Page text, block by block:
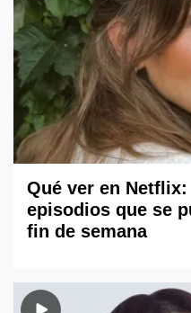
Qué ver en
episodios que se
fin de semana